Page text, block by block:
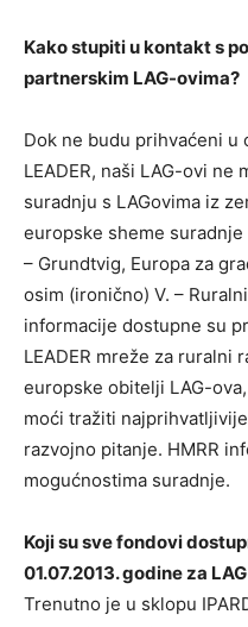
Kako stupiti u kontakt s
partnerskim LAG-ovima?
Dok ne budu prihvaćeni
LEADER, naši LAG-ovi
suradnju s LAGovima iz
europske sheme
– Grundtvig, Europa za
osim (ironično) V. –
informacije dostupne su
LEADER mreže za ruralni
europske obitelji LAG-
moći tražiti
razvojno pitanje. HMRR
mogućnostima suradnje.
Koji su sve fondovi
01.07.2013. godine za
Trenutno je u sklopu